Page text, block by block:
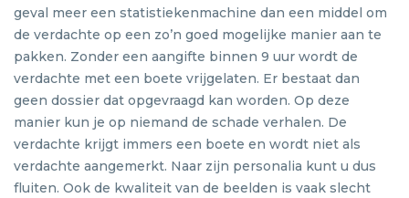
geval meer een statistiekenmachine dan een middel om
de verdachte op een zo’n goed mogelijke manier aan te
pakken. Zonder een aangifte binnen 9 uur wordt de
verdachte met een boete vrijgelaten. Er bestaat dan
geen dossier dat opgevraagd kan worden. Op deze
manier kun je op niemand de schade verhalen. De
verdachte krijgt immers een boete en wordt niet als
verdachte aangemerkt. Naar zijn personalia kunt u dus
fluiten. Ook de kwaliteit van de beelden is vaak slecht